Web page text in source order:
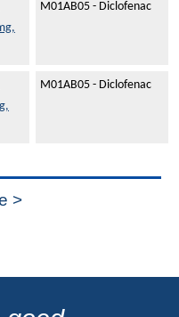
M01AB05 - Diclofenac
M01AB05 - Diclofenac
>